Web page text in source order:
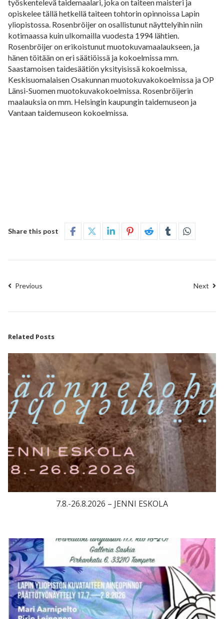
työskentelevä taidemaalari, joka on taiteen maisteri ja
opiskelee tällä hetkellä taiteen tohtorin opinnoissa Lapin
yliopistossa. Rosenbröijer on osallistunut näyttelyihin niin
kotimaassa kuin ulkomailla vuodesta 1994 lähtien.
Rosenbröijer on erikoistunut muotokuvamaalaukseen, ja
hänen töitään on eri säätiöissä ja kokoelmissa mm.
Saastamoisen taidesäätiön yksityisissä kokoelmissa,
Keskisuomalaisen Osakunnan muotokuvakokoelmissa ja OP
Länsi-Suomen muotokuvakokoelmissa. Rosenbröijerin
maalauksia on mm. Helsingin kaupungin taidemuseon ja
Vantaan taidemuseon kokoelmissa.
Share this post
Previous Next
Related Posts
7.8.-26.8.2026 – JENNI ESKOLA